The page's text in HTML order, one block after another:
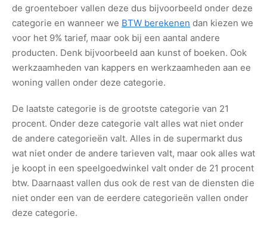
de groenteboer vallen deze dus bijvoorbeeld onder deze
categorie en wanneer we BTW berekenen dan kiezen we
voor het 9% tarief, maar ook bij een aantal andere
producten. Denk bijvoorbeeld aan kunst of boeken. Ook
werkzaamheden van kappers en werkzaamheden aan ee
woning vallen onder deze categorie.
De laatste categorie is de grootste categorie van 21
procent. Onder deze categorie valt alles wat niet onder
de andere categorieën valt. Alles in de supermarkt dus
wat niet onder de andere tarieven valt, maar ook alles wat
je koopt in een speelgoedwinkel valt onder de 21 procent
btw. Daarnaast vallen dus ook de rest van de diensten die
niet onder een van de eerdere categorieën vallen onder
deze categorie.